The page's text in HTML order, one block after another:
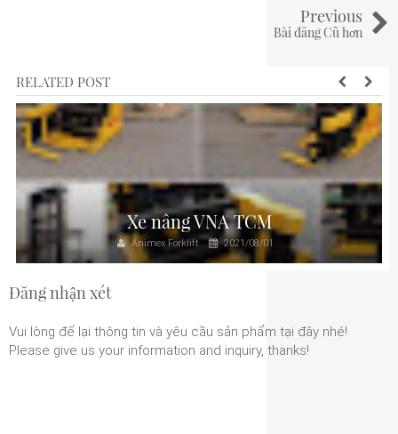
Previous
Bài đăng Cũ hơn
RELATED POST
Xe nâng VNA TCM
Animex Forklift 2021/08/01
Đăng nhận xét
Vui lòng để lại thông tin và yêu cầu sản phẩm tại đây nhé!
Please give us your information and inquiry, thanks!